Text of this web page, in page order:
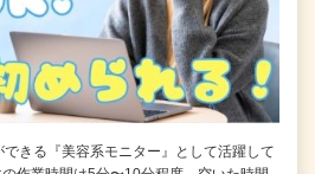
できる『美容系モニター』として活躍して